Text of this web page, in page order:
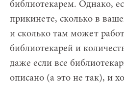
библиотекарем. Однако,
прикинете, сколько в
и сколько там может
библиотекарей и
даже если все
описано (а это не так), и